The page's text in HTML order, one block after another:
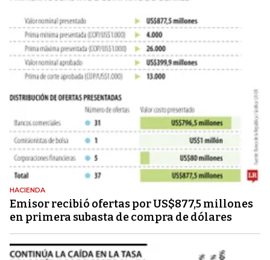
HACIENDA
Emisor recibió ofertas por US$877,5 millones
en primera subasta de compra de dólares